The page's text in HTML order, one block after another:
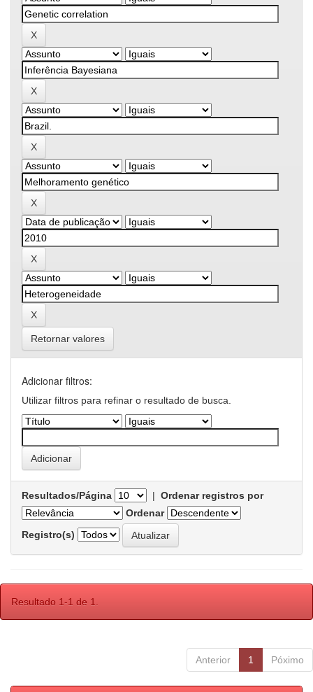
Retornar valores
Adicionar filtros:
Utilizar filtros para refinar o resultado de busca.
Resultados/Página | Ordenar registros por
Ordenar
Registro(s)
Resultado 1-1 de 1.
Anterior 1 Póximo